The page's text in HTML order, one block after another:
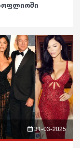
31-03-2025